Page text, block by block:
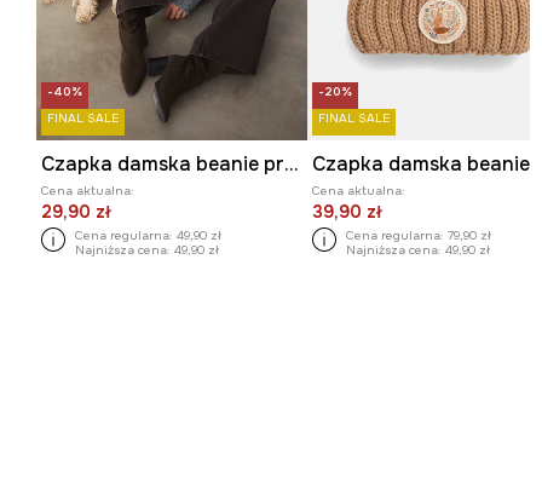
-40%
FINAL SALE
Czapka damska beanie prążkowana
Cena aktualna:
29,90 zł
Cena regularna: 49,90 zł
Najniższa cena: 49,90 zł
-20%
FINAL SALE
Cena aktualna:
39,90 zł
Cena regularna: 79,90 zł
Najniższa cena: 49,90 zł